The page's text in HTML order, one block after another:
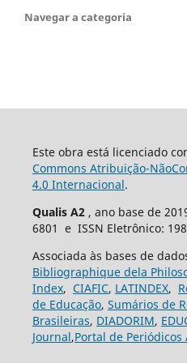
Navegar a categoria
Este obra está licenciado
Commons Atribuição-
4.0 Internacional.
Qualis A2 , ano base de
6801 e ISSN Eletrônico:
Associada às bases de
Bibliographique dela
Index, CIAFIC, LATINDEX,
de Educação, Sumários de
Brasileiras, DIADORIM,
Journal,Portal de Periódicos